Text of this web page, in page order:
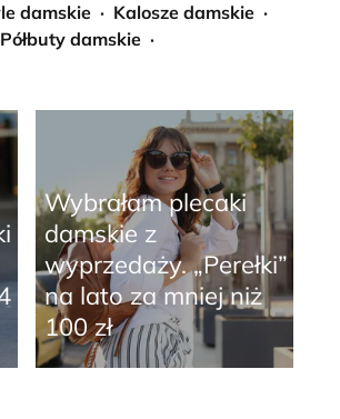
damskie
Kalosze damskie
Półbuty damskie
Wybrałam plecaki
damskie z
wyprzedaży. „Perełki”
na lato za mniej niż
100 zł